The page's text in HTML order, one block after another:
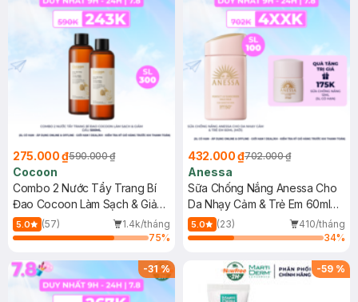
275.000 ₫590.000 ₫
Cocoon
Combo 2 Nước Tẩy Trang Bí
Đao Cocoon Làm Sạch & Giảm
Dầu 500ml
5.0 (57)
1.4k/tháng
75%
432.000 ₫702.000 ₫
Anessa
Sữa Chống Nắng Anessa Cho
Da Nhạy Cảm & Trẻ Em 60ml
(Mới)
5.0 (23)
410/tháng
34%
-31% -59 %